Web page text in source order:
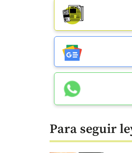
Para seguir